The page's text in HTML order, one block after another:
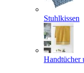
Stuhlkissen
Handtücher